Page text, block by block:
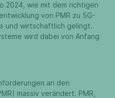
2024, wie mit dem richtigen
von PMR zu 5G-
und wirtschaftlich gelingt.
wird dabei von Anfang
an den
massiv verändert. PMR,